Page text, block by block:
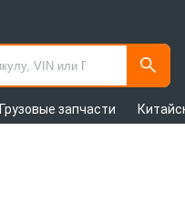
Грузовые запчасти